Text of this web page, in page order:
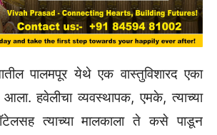
पालमपूर येथे एक वास्तुविशारद एका
आला. हवेलीचा व्यवस्थापक, एमके, त्याच्या
त्याच्या मालकाला ते कसे पाडून